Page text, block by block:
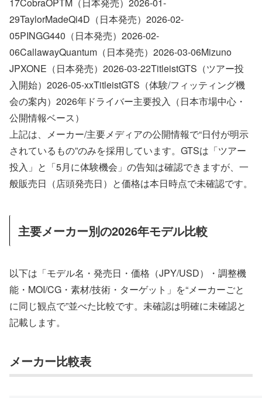
29TaylorMadeQi4D（日本発売）2026-02-
05PINGG440（日本発売）2026-02-
06CallawayQuantum（日本発売）2026-03-06Mizuno
JPXONE（日本発売）2026-03-22TitleistGTS（ツアー投
入開始）2026-05-xxTitleistGTS（体験/フィッティング機
会の案内）2026年ドライバー主要投入（日本市場中心・
公開情報ベース）
上記は、メーカー/主要メディアの公開情報で“日付が明示
されているもの”のみを採用しています。GTSは「ツアー
投入」と「5月に体験機会」の告知は確認できますが、一
般販売日（店頭発売日）と価格は本日時点で未確認です。
主要メーカー別の2026年モデル比較
以下は「モデル名・発売日・価格（JPY/USD）・調整機
能・MOI/CG・素材/技術・ターゲット」を“メーカーごと
に同じ観点で”並べた比較です。未確認は明確に未確認と
記載します。
メーカー比較表